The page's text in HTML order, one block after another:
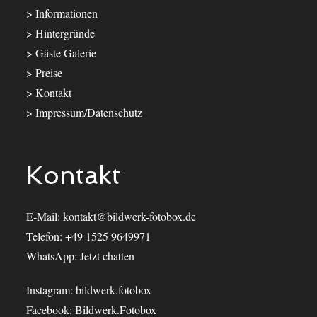
>Informationen
>Hintergründe
>Gäste Galerie
>Preise
>Kontakt
>Impressum/Datenschutz
Kontakt
E-Mail:kontakt@bildwerk-fotobox.de
Telefon:+49 1525 9649971
WhatsApp:Jetzt chatten
Instagram:bildwerk.fotobox
Facebook:Bildwerk.Fotobox